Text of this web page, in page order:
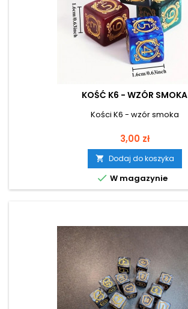
KOŚĆ K6 - WZÓR SMOKA
Kości K6 - wzór smoka
Cena
3,00 zł
 Dodaj do koszyka
 W magazynie